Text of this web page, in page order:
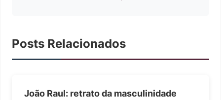
Posts Relacionados
João Raul: retrato da masculinidade